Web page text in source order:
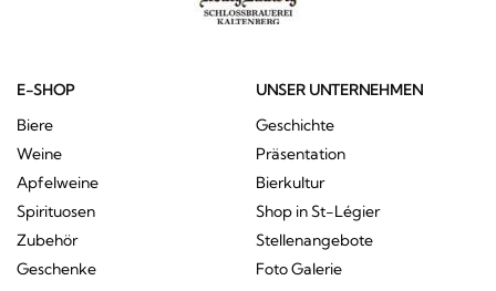
E-SHOP
Biere
Weine
Apfelweine
Spirituosen
Zubehör
Geschenke
UNSER UNTERNEHMEN
Geschichte
Präsentation
Bierkultur
Shop in St-Légier
Stellenangebote
Foto Galerie